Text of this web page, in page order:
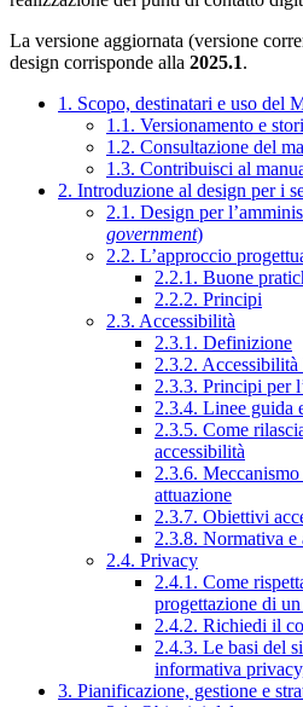
La versione aggiornata (versione
design corrisponde alla 2025.1.
1. Scopo, destinatari e uso del
1.1. Versionamento e
1.2. Consultazione del
1.3. Contribuisci al
2. Introduzione al design per i
2.1. Design per
government)
2.2. L’approccio
2.2.1. Buone
2.2.2. Principi
2.3. Accessibilità
2.3.1. Definizione
2.3.2. Accessibilità
2.3.3. Principi per
2.3.4. Linee guida
2.3.5. Come
accessibilità
2.3.6.
attuazione
2.3.7. Obiettivi
2.3.8. Normativa
2.4. Privacy
2.4.1. Come
progettazione di
2.4.2. Richiedi il
2.4.3. Le basi del
informativa
3. Pianificazione, gestione e